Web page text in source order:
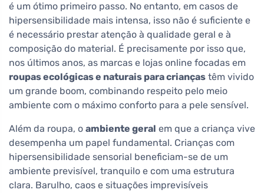
é um ótimo primeiro passo. No entanto, em casos de
hipersensibilidade mais intensa, isso não é suficiente e
é necessário prestar atenção à qualidade geral e à
composição do material. É precisamente por isso que,
nos últimos anos, as marcas e lojas online focadas em
roupas ecológicas e naturais para crianças têm vivido
um grande boom, combinando respeito pelo meio
ambiente com o máximo conforto para a pele sensível.
Além da roupa, o ambiente geral em que a criança vive
desempenha um papel fundamental. Crianças com
hipersensibilidade sensorial beneficiam-se de um
ambiente previsível, tranquilo e com uma estrutura
clara. Barulho, caos e situações imprevisíveis